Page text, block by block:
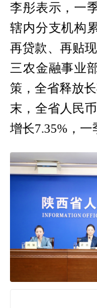
李彤表示，一
辖内分支机构
再贷款、再贴
三农金融事业
策，全省释放
末，全省人民
增长7.35%，一